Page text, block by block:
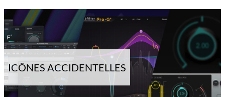
ICÔNES ACCIDENTELLES